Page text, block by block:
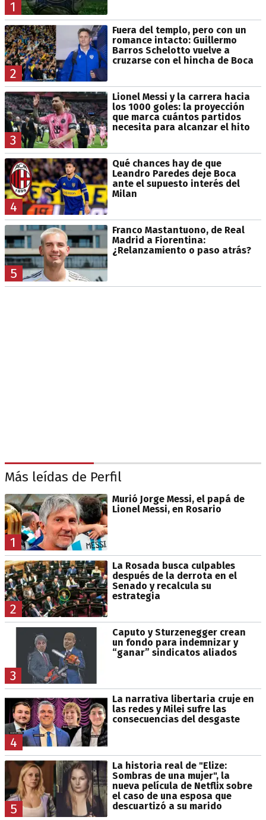
1
2
Fuera del templo, pero con un
romance intacto: Guillermo
Barros Schelotto vuelve a
cruzarse con el hincha de Boca
3
Lionel Messi y la carrera hacia
los 1000 goles: la proyección
que marca cuántos partidos
necesita para alcanzar el hito
4
Qué chances hay de que
Leandro Paredes deje Boca
ante el supuesto interés del
Milan
5
Franco Mastantuono, de Real
Madrid a Fiorentina:
¿Relanzamiento o paso atrás?
Más leídas de Perfil
1
Murió Jorge Messi, el papá de
Lionel Messi, en Rosario
2
La Rosada busca culpables
después de la derrota en el
Senado y recalcula su
estrategia
3
Caputo y Sturzenegger crean
un fondo para indemnizar y
“ganar” sindicatos aliados
4
La narrativa libertaria cruje en
las redes y Milei sufre las
consecuencias del desgaste
5
La historia real de "Elize:
Sombras de una mujer", la
nueva película de Netflix sobre
el caso de una esposa que
descuartizó a su marido